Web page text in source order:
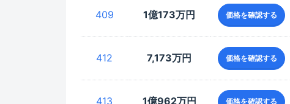
409 1億173万円 価格を確認する
412 7,173万円 価格を確認する
413 1億962万円 価格を確認する